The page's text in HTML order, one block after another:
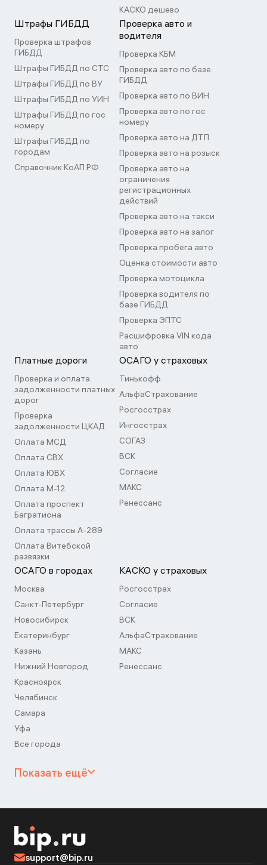
КАСКО дешево
Штрафы ГИБДД
Проверка штрафов
ГИБДД
Штрафы ГИБДД по СТС
Штрафы ГИБДД по ВУ
Штрафы ГИБДД по УИН
Штрафы ГИБДД по гос
номеру
Штрафы ГИБДД по
городам
Справочник КоАП РФ
Проверка авто и
водителя
Проверка КБМ
Проверка авто по базе
ГИБДД
Проверка авто по ВИН
Проверка авто по гос
номеру
Проверка авто на ДТП
Проверка авто на розыск
Проверка авто на
ограничения
регистрационных
действий
Проверка авто на такси
Проверка авто на залог
Проверка пробега авто
Оценка стоимости авто
Проверка мотоцикла
Проверка водителя по
базе ГИБДД
Проверка ЭПТС
Расшифровка VIN кода
авто
Платные дороги
Проверка и оплата
задолженности платных
дорог
Проверка
задолженности ЦКАД
Оплата МСД
Оплата СВХ
Оплата ЮВХ
Оплата М-12
Оплата проспект
Багратиона
Оплата трассы А-289
Оплата Витебской
развязки
ОСАГО у страховых
Тинькофф
АльфаСтрахование
Росгосстрах
Ингосстрах
СОГАЗ
ВСК
Согласие
МАКС
Ренессанс
ОСАГО в городах
Москва
Санкт-Петербург
Новосибирск
Екатеринбург
Казань
Нижний Новгород
Красноярск
Челябинск
Самара
Уфа
Все города
КАСКО у страховых
Росгосстрах
Согласие
ВСК
АльфаСтрахование
МАКС
Ренессанс
Показать ещё
support@bip.ru